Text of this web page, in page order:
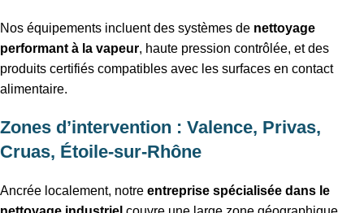
Nos équipements incluent des systèmes de nettoyage
performant à la vapeur, haute pression contrôlée, et des
produits certifiés compatibles avec les surfaces en contact
alimentaire.
Zones d’intervention : Valence, Privas,
Cruas, Étoile-sur-Rhône
Ancrée localement, notre entreprise spécialisée dans le